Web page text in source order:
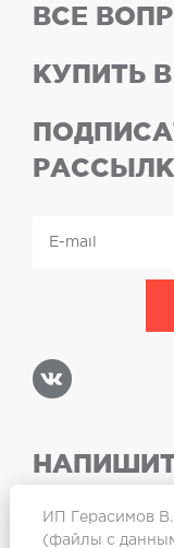
ВСЕ
КУПИТЬ
ИП Герасимов
(файлы с